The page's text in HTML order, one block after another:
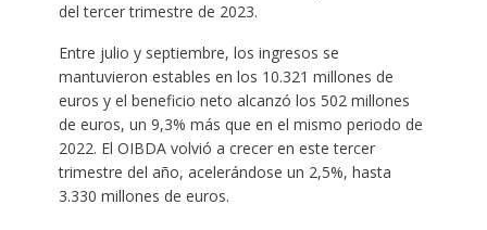
del tercer trimestre de 2023.
Entre julio y septiembre, los ingresos se
mantuvieron estables en los 10.321 millones de
euros y el beneficio neto alcanzó los 502 millones
de euros, un 9,3% más que en el mismo periodo de
2022. El OIBDA volvió a crecer en este tercer
trimestre del año, acelerándose un 2,5%, hasta
3.330 millones de euros.